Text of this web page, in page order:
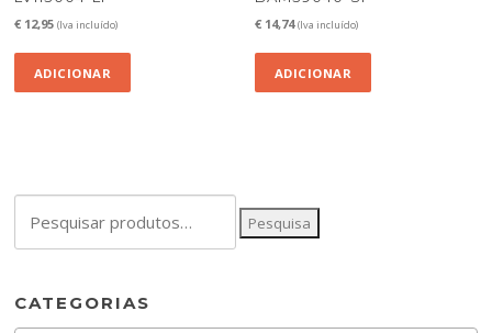
€ 12,95 (Iva incluído)
ADICIONAR
€ 14,74 (Iva incluído)
ADICIONAR
por:
Pesquisa
CATEGORIAS